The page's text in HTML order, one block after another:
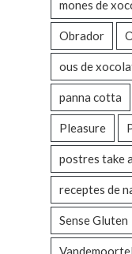
mones de
Obrador
ous de
panna cotta
Pleasure
postres take
receptes de
Sense Gluten